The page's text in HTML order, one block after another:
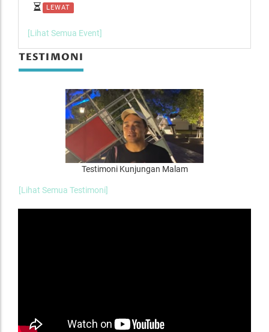
LEWAT
[Lihat Semua Event]
TESTIMONI
Testimoni Kunjungan Malam
[Lihat Semua Testimoni]